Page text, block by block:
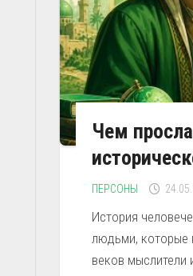
Чем
ПЕРСОНЫ
История
людьми, которые
веков мыслители